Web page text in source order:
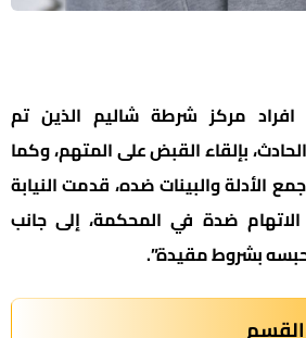
مركز شرطة شاليم الذين تم
بإلقاء القبض على المتهم، وكما
الأدلة والبينات ضده، قدمت النيابة
الاتهام ضدة في المحكمة، إلى جانب
بشروط مقيدة”.